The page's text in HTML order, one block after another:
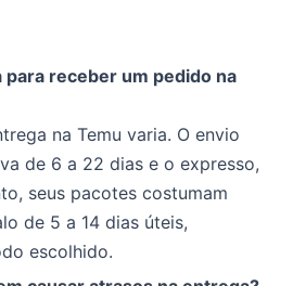
para receber um pedido na
na Temu varia. O envio
de 6 a 22 dias e o expresso,
seus pacotes costumam
de 5 a 14 dias úteis,
escolhido.